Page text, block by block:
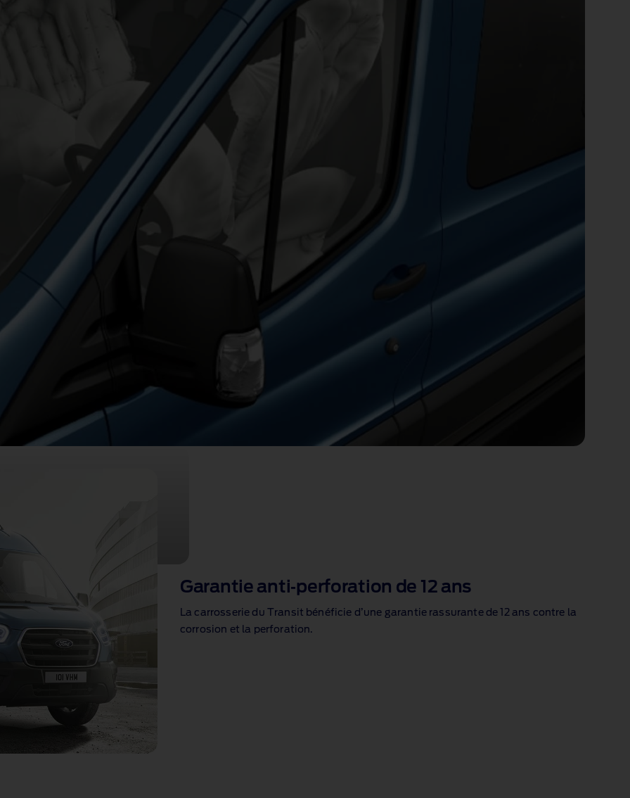
Garantie anti‑perforation de 12 ans
La carrosserie du Transit bénéficie d’une garantie rassurante de 12 ans contre la
corrosion et la perforation.